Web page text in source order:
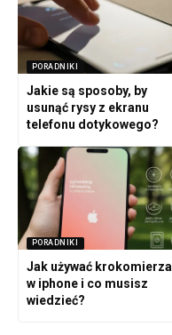
PORADNIKI
Jakie są sposoby, by
usunąć rysy z ekranu
telefonu dotykowego?
PORADNIKI
Jak używać krokomierza
w iphone i co musisz
wiedzieć?